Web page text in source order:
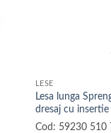
LESE
Lesa lunga
dresaj cu
Cod: 59230 510